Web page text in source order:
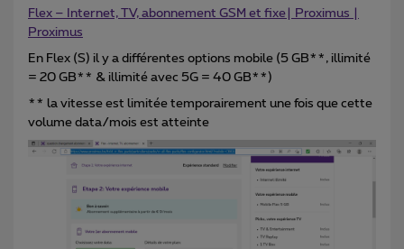
Flex – Internet, TV, abonnement GSM et fixe| Proximus |
Proximus
En Flex (S) il y a différentes options mobile (5 GB**, illimité
= 20 GB** & illimité avec 5G = 40 GB**)
** la vitesse est limitée temporairement une fois que cette
volume data/mois est atteinte